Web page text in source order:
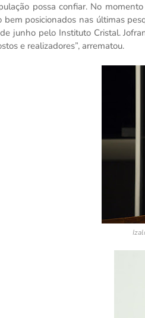
possa confiar. No
bem posicionados nas últimas
junho pelo Instituto Cristal.
e realizadores”, arrematou.